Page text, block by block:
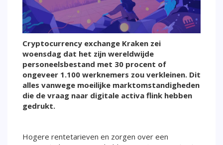
Cryptocurrency exchange Kraken zei
woensdag dat het zijn wereldwijde
personeelsbestand met 30 procent of
ongeveer 1.100 werknemers zou verkleinen. Dit
alles vanwege moeilijke marktomstandigheden
die de vraag naar digitale activa flink hebben
gedrukt.
Hogere rentetarieven en zorgen over een